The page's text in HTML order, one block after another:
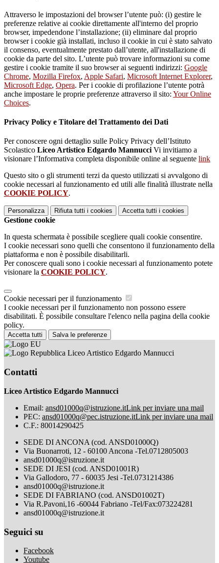
Attraverso le impostazioni del browser l’utente può: (i) gestire le
preferenze relative ai cookie direttamente all'interno del proprio
browser, impedendone l’installazione; (ii) eliminare dal proprio
browser i cookie già installati, incluso il cookie in cui è stato salvato
il consenso, eventualmente prestato dall’utente, all'installazione di
cookie da parte del sito. L’utente può trovare informazioni su come
gestire i cookie tramite il suo browser ai seguenti indirizzi: Google
Chrome, Mozilla Firefox, Apple Safari, Microsoft Internet Explorer,
Microsoft Edge, Opera. Per i cookie di profilazione l’utente potrà
anche impostare le proprie preferenze attraverso il sito: Your Online
Choices.
Privacy Policy e Titolare del Trattamento dei Dati
Per conoscere ogni dettaglio sulle Policy Privacy dell’Istituto
Scolastico Liceo Artistico Edgardo MannucciVi invitiamo a
visionare l’Informativa completa disponibile online al seguente link
Questo sito o gli strumenti terzi da questo utilizzati si avvalgono di
cookie necessari al funzionamento ed utili alle finalità illustrate nella
COOKIE POLICY.
Personalizza Rifiuta tutti i cookies Accetta tutti i cookies
Gestione cookie
In questa schermata è possibile scegliere quali cookie consentire.
I cookie necessari sono quelli che consentono il funzionamento della
piattaforma e non è possibile disabilitarli.
Per conoscere quali sono i cookie necessari al funzionamento potete
visionare la COOKIE POLICY.
Cookie necessari per il funzionamento
I cookie necessari per il funzionamento non possono essere
disabilitati. È possibile consultare l'elenco nella pagina della cookie
policy.
Accetta tutti Salva le preferenze
Liceo Artistico Edgardo Mannucci
Contatti
Liceo Artistico Edgardo Mannucci
Email: ansd01000q@istruzione.itLink per inviare una mail
PEC: ansd01000q@pec.istruzione.itLink per inviare una mail
C.F.: 80014290425
SEDE DI ANCONA (cod. ANSD01000Q)
Via Buonarroti, 12 - 60100 Ancona -Tel.0712805003
ansd01000q@istruzione.it
SEDE DI JESI (cod. ANSD01001R)
Via Gallodoro, 77 - 60035 Jesi -Tel.0731214386
ansd01000q@istruzione.it
SEDE DI FABRIANO (cod. ANSD01002T)
Via R.Pavoni,16 -60044 Fabriano -Tel/Fax:073224281
ansd01000q@istruzione.it
Seguici su
Facebook
Youtube